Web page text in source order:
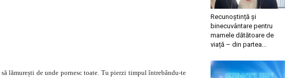
lămurești de unde pornesc toate. Tu pierzi timpul întrebându-te
Recunoștință și
binecuvântare pentru
mamele dătătoare de
viață – din partea...